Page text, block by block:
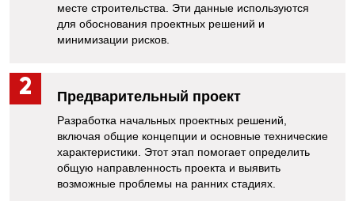
месте строительства. Эти данные используются
для обоснования проектных решений и
минимизации рисков.
Предварительный проект
Разработка начальных проектных решений,
включая общие концепции и основные технические
характеристики. Этот этап помогает определить
общую направленность проекта и выявить
возможные проблемы на ранних стадиях.